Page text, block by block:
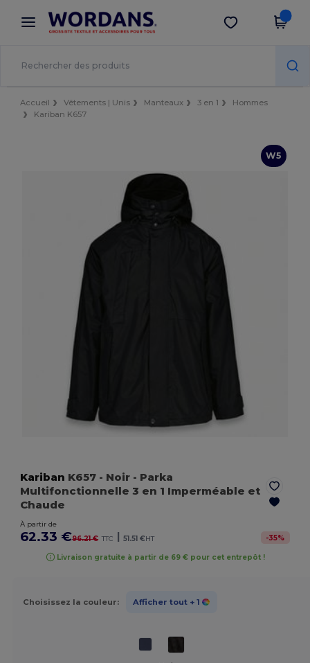
× Appli Wordans
Meilleurs prix sur l’app !
Obtenir l'appli
Accueil Vêtements | Unis Manteaux 3 en 1
Hommes
Kariban K657
W5
Kariban K657 - Noir - Parka
Multifonctionnelle 3 en 1 Imperméable et
Chaude
À partir de
62.33 €96.21 € TTC | 51.51 €HT -35%
Livraison gratuite à partir de 69 € pour cet entrepôt !
Choisissez la couleur: Afficher tout + 1